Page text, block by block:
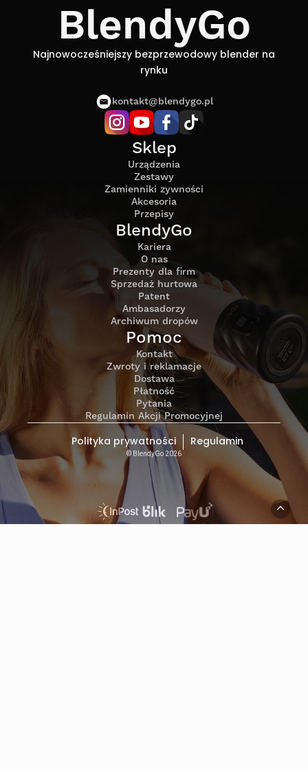
BlendyGo
Najnowocześniejszy bezprzewodowy blender na
rynku
kontakt@blendygo.pl
Sklep
Urządzenia
Zestawy
Zamienniki zywności
Akcesoria
Przepisy
BlendyGo
Kariera
O nas
Prezenty dla firm
Sprzedaż hurtowa
Patent
Ambasadorzy
Archiwum dropów
Pomoc
Kontakt
Zwroty i reklamacje
Dostawa
Płatność
Pytania
Regulamin Akcji Promocyjnej
© BlendyGo 2026
Polityka prywatności Regulamin